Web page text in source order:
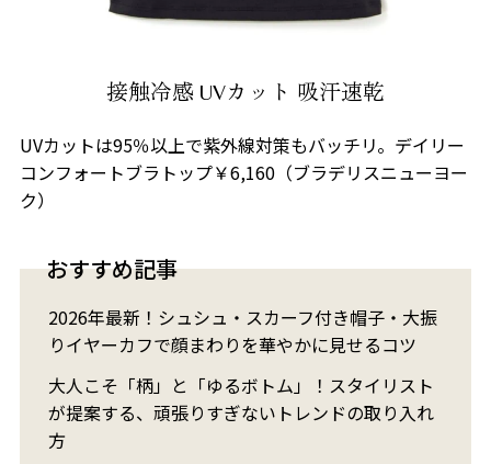
接触冷感 UVカット 吸汗速乾
UVカットは95％以上で紫外線対策もバッチリ。デイリー
コンフォートブラトップ￥6,160（ブラデリスニューヨー
ク）
おすすめ記事
2026年最新！シュシュ・スカーフ付き帽子・大振
りイヤーカフで顔まわりを華やかに見せるコツ
大人こそ「柄」と「ゆるボトム」！スタイリスト
が提案する、頑張りすぎないトレンドの取り入れ
方